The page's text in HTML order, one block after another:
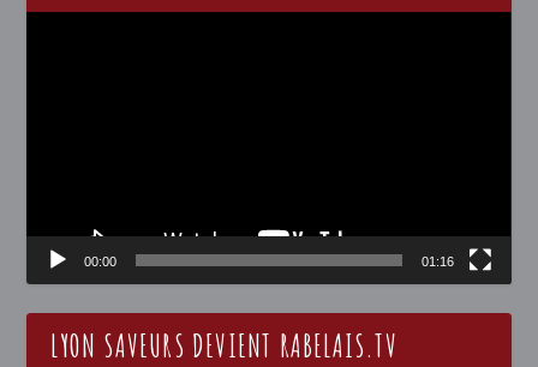
00:00 01:16
LYON SAVEURS DEVIENT RABELAIS.TV